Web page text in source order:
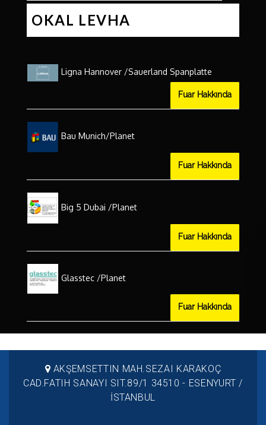
OKAL LEVHA
Ligna Hannover /Sauerland Spanplatte
Fuar Hakkında
Bau Munich/Planet
Fuar Hakkında
Big 5 Dubai /Planet
Fuar Hakkında
Glasstec /Planet
Fuar Hakkında
CAD.FATIH SANAYI SIT.89/1 34510 - ESENYURT /
İSTANBUL